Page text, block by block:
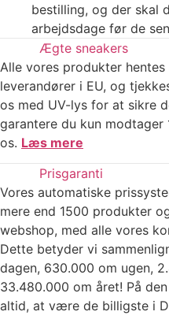
bestilling, og der skal
arbejdsdage før de
Ægte sneakers
Alle vores produkter
leverandører i EU, og
os med UV-lys for at sikre
garantere du kun
os. Læs mere
Prisgaranti
Vores automatiske
mere end 1500 produkter
webshop, med alle vores
Dette betyder vi
dagen, 630.000 om ugen,
33.480.000 om året! På
altid, at være de billigste i